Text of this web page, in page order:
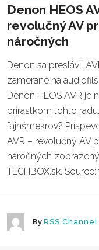
Denon HEOS
revolučný AV
náročných
Denon sa preslávil
zamerané na
Denon HEOS AVR je
prírastkom tohto
fajnšmekrov?
AVR – revolučný AV
náročných
TECHBOX.sk.
By RSS Channel